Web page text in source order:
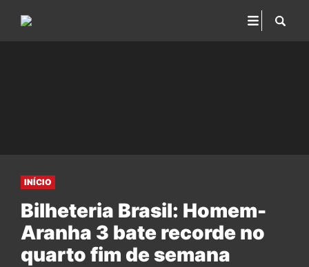
INÍCIO
Bilheteria Brasil: Homem-
Aranha 3 bate recorde no
quarto fim de semana